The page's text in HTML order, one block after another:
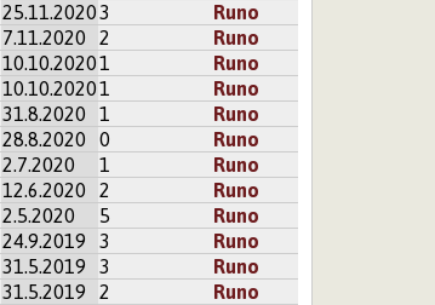
25.11.20203
Runo
7.11.2020 2
Runo
10.10.20201
Runo
10.10.20201
Runo
31.8.2020 1
Runo
28.8.2020 0
Runo
2.7.2020 1
Runo
12.6.2020 2
Runo
2.5.2020 5
Runo
24.9.2019 3
Runo
31.5.2019 3
Runo
31.5.2019 2
Runo